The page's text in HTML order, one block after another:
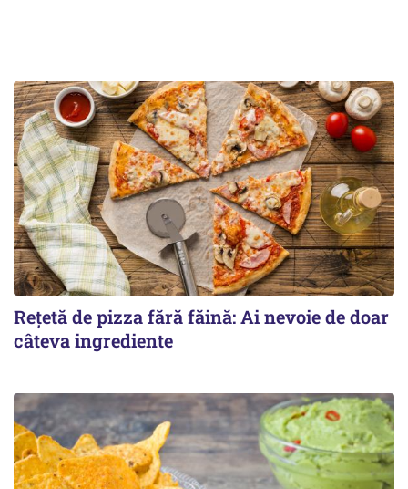
Rețetă de pizza fără făină: Ai nevoie de doar
câteva ingrediente